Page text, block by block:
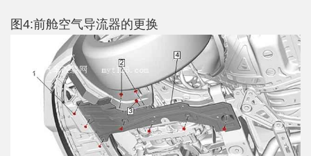
图4:前舱空气导流器的更换